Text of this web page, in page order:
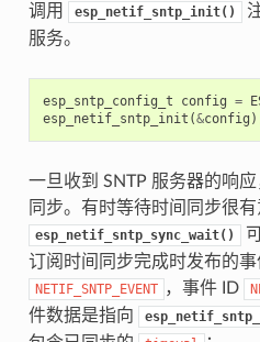
调用
esp_netif_sntp_init()
服务。
esp_sntp_config_t config =
esp_netif_sntp_init (&config
一旦收到 SNTP 服务器的响
同步。有时等待时间同步很
esp_netif_sntp_sync_wait()
订阅时间同步完成时发布的
NETIF_SNTP_EVENT ，事件 ID
件数据是指向